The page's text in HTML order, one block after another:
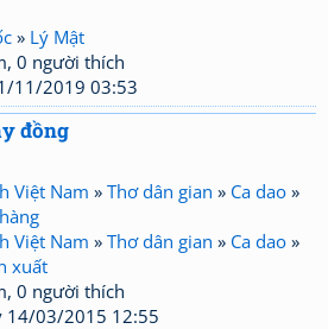
» Lý Mật
0 người thích
11/2019 03:53
đồng
Việt Nam » Thơ dân gian » Ca dao »
Việt Nam » Thơ dân gian » Ca dao »
xuất
0 người thích
14/03/2015 12:55